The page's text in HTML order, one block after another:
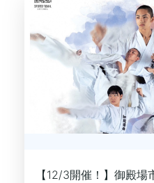
【12/3開催！】御殿